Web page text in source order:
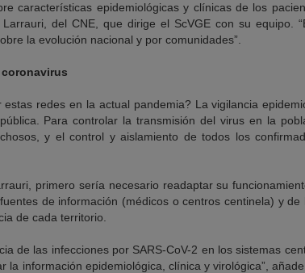
características epidemiológicas y clínicas de los
del CNE, que dirige el ScVGE con su equipo.
la evolución nacional y por comunidades”.
redes en la actual pandemia? La vigilancia
Para controlar la transmisión del virus en la
y el control y aislamiento de todos los
primero sería necesario readaptar su
de información (médicos o centros centinela) y
de cada territorio.
de las infecciones por SARS-CoV-2 en los sistemas
la información epidemiológica, clínica y virológica”,